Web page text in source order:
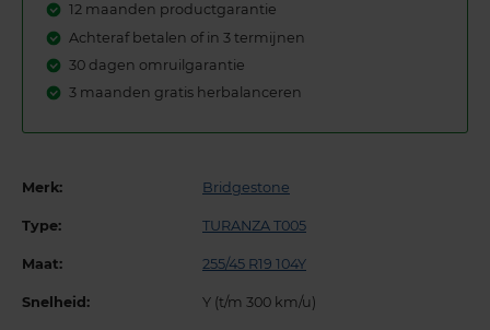
12 maanden productgarantie
Achteraf betalen of in 3 termijnen
30 dagen omruilgarantie
3 maanden gratis herbalanceren
Merk: Bridgestone
Type: TURANZA T005
Maat: 255/45 R19 104Y
Snelheid: Y (t/m 300 km/u)